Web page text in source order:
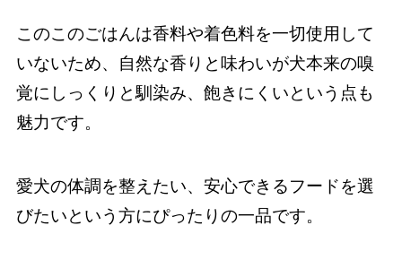
このこのごはんは香料や着色料を一切使用して
いないため、自然な香りと味わいが犬本来の嗅
覚にしっくりと馴染み、飽きにくいという点も
魅力です。
愛犬の体調を整えたい、安心できるフードを選
びたいという方にぴったりの一品です。